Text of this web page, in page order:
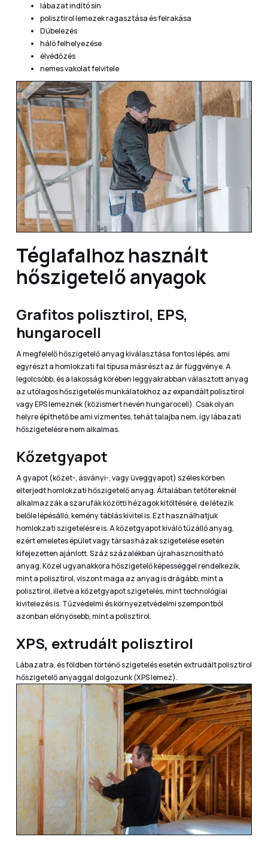
lábazat indító sín
polisztirol lemezek ragasztása és felrakása
Dübelezés
háló felhelyezése
élvédőzés
nemes vakolat felvitele
Téglafalhoz használt
hőszigetelő anyagok
Grafitos polisztirol, EPS,
hungarocell
A megfelelő hőszigetelő anyag kiválasztása fontos lépés, ami
egyrészt a homlokzati fal típusa másrészt az ár függvénye. A
legolcsóbb, és a lakosság körében leggyakrabban választott anyag
az utólagos hőszigetelés munkálatokhoz az expandált polisztirol
vagy EPS lemeznek (közismert nevén hungarocell). Csak olyan
helyre építhető be ami vízmentes, tehát talajba nem, így lábazati
hőszigetelésre nem alkalmas.
Kőzetgyapot
A gyapot (kőzet-, ásványi-, vagy üveggyapot) széles körben
elterjedt homlokzati hőszigetelő anyag. Általában tetőtereknél
alkalmazzák a szarufák közötti hézagok kitöltésére, de létezik
belőle lépésálló, kemény táblás kivitel is. Ezt használhatjuk
homlokzati szigetelésre is. A kőzetgyapot kiváló tűzálló anyag,
ezért emeletes épület vagy társas házak szigetelése esetén
kifejezetten ajánlott. Száz százalékban újrahasznosítható
anyag. Közel ugyanakkora hőszigetelő képességgel rendelkezik,
mint a polisztirol, viszont maga az anyag is drágább, mint a
polisztirol, illetve a kőzetgyapot szigetelés, mint technológiai
kivitelezés is. Tűzvédelmi és környezetvédelmi szempontból
azonban előnyösebb, mint a polisztirol.
XPS, extrudált polisztirol
Lábazatra, és földben történő szigetelés esetén extrudált polisztirol
hőszigetelő anyaggal dolgozunk (XPS lemez).